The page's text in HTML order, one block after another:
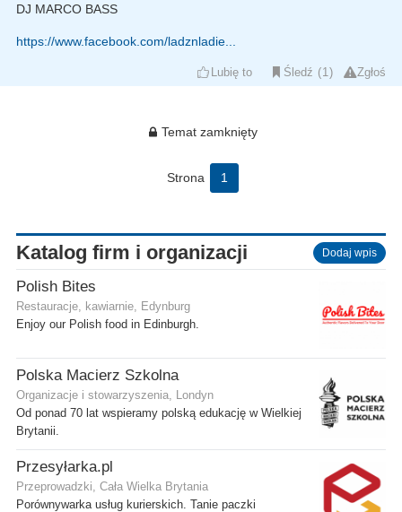
DJ MARCO BASS
https://www.facebook.com/ladznladie...
Lubię to Śledź 1 Zgłoś
Temat zamknięty
Strona 1
Katalog firm i organizacji Dodaj wpis
Polish Bites
Restauracje, kawiarnie, Edynburg
Enjoy our Polish food in Edinburgh.
Polska Macierz Szkolna
Organizacje i stowarzyszenia, Londyn
Od ponad 70 lat wspieramy polską edukację w Wielkiej
Brytanii.
Przesyłarka.pl
Przeprowadzki, Cała Wielka Brytania
Porównywarka usług kurierskich. Tanie paczki